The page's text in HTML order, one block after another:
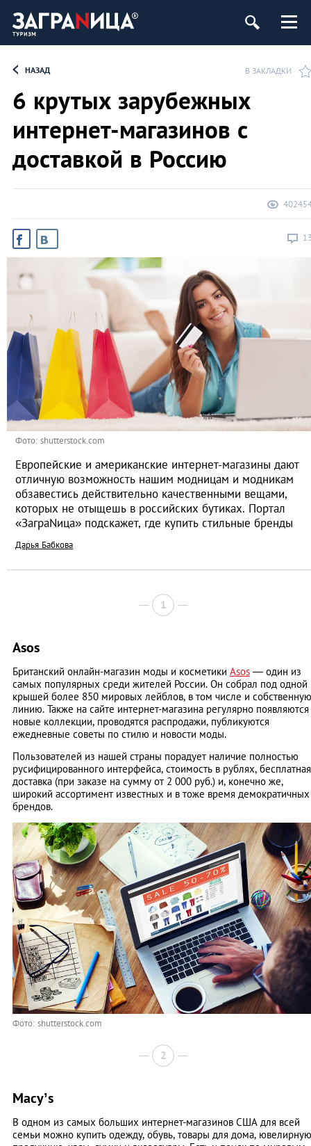
НАЗАД В ЗАКЛАДКИ
6 крутых зарубежных
интернет-магазинов с
доставкой в Россию
Фото: shutterstock.com
Европейские и американские интернет-магазины дают
отличную возможность нашим модницам и модникам
обзавестись действительно качественными вещами,
которых не отыщешь в российских бутиках. Портал
«ЗаграNица» подскажет, где купить стильные бренды
Дарья Бабкова
1
Asos
Британский онлайн-магазин моды и косметики Asos — один из
самых популярных среди жителей России. Он собрал под одной
крышей более 850 мировых лейблов, в том числе и собственную
линию. Также на сайте интернет-магазина регулярно появляются
новые коллекции, проводятся распродажи, публикуются
ежедневные советы по стилю и новости моды.
Пользователей из нашей страны порадует наличие полностью
русифицированного интерфейса, стоимость в рублях, бесплатная
доставка (при заказе на сумму от 2 000 руб.) и, конечно же,
широкий ассортимент известных и в тоже время демократичных
брендов.
Фото: shutterstock.com
2
Macy’s
В одном из самых больших интернет-магазинов США для всей
семьи можно купить одежду, обувь, товары для дома, ювелирную